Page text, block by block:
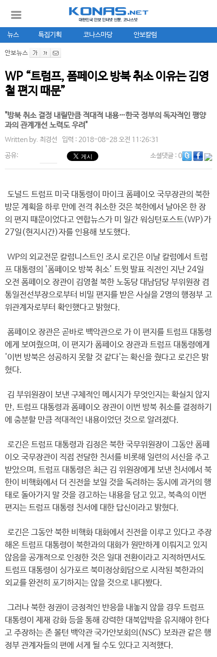
뉴스 특집기획 코나스마당 안보칼럼
안보뉴스
WP “트럼프, 폼페이오 방북 취소 이유는 김영
철 편지 때문”
"방북 취소 결정 내릴만큼 적대적 내용…한국 정부의 독자적인 평양
과의 관계개선 노력도 우려"
Written by. 최경선 입력 : 2018-08-28 오전 11:26:31
공유: 소셜댓글: 0
도널드 트럼프 미국 대통령이 마이크 폼페이오 국무장관의 북한
방문 계획을 하루 만에 전격 취소한 것은 북한에서 날아온 한 장
의 편지 때문이었다고 연합뉴스가 미 일간 워싱턴포스트(WP)가
27일(현지시간)자를 인용해 보도했다.
WP의 외교전문 칼럼니스트인 조시 로긴은 이날 칼럼에서 트럼
프 대통령의 '폼페이오 방북 취소' 트윗 발표 직전인 지난 24일
오전 폼페이오 장관이 김영철 북한 노동당 대남담당 부위원장 겸
통일전선부장으로부터 비밀 편지를 받은 사실을 2명의 행정부 고
위관계자로부터 확인했다고 밝혔다.
폼페이오 장관은 곧바로 백악관으로 가 이 편지를 트럼프 대통령
에게 보여줬으며, 이 편지가 폼페이오 장관과 트럼프 대통령에게
'이번 방북은 성공하지 못할 것 같다'는 확신을 줬다고 로긴은 밝
혔다.
김 부위원장이 보낸 구체적인 메시지가 무엇인지는 확실치 않지
만, 트럼프 대통령과 폼페이오 장관이 이번 방북 취소를 결정하기
에 충분할 만큼 적대적인 내용이었던 것으로 알려졌다.
로긴은 트럼프 대통령과 김정은 북한 국무위원장이 그동안 폼페
이오 국무장관이 직접 전달한 친서를 비롯해 일련의 서신을 주고
받았으며, 트럼프 대통령은 최근 김 위원장에게 보낸 친서에서 북
한이 비핵화에서 더 진전을 보일 것을 독려하는 동시에 과거의 행
태로 돌아가지 말 것을 경고하는 내용을 담고 있고, 북측의 이번
편지는 트럼프 대통령 친서에 대한 답신이라고 밝혔다.
로긴은 그동안 북한 비핵화 대화에서 진전을 이루고 있다고 주장
해온 트럼프 대통령이 북한과의 대화가 원만하게 이뤄지고 있지
않음을 공개적으로 인정한 것은 일대 전환이라고 지적하면서도
트럼프 대통령이 싱가포르 북미정상회담으로 시작된 북한과의
외교를 완전히 포기하지는 않을 것으로 내다봤다.
그러나 북한 정권이 긍정적인 반응을 내놓지 않을 경우 트럼프
대통령이 제재 강화 등을 통해 강력한 대북압박을 유지해야 한다
고 주장하는 존 볼턴 백악관 국가안보회의(NSC) 보좌관 같은 행
정부 관계자들의 편에 서게 될 수도 있다고 지적했다.